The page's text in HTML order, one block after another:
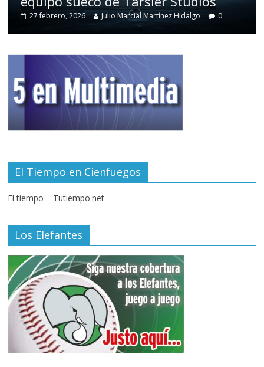
27 febrero, 2026 Julio Marcial Martínez Hidalgo 0
El Tiempo en Cienfuegos
El tiempo – Tutiempo.net
Los Elefantes